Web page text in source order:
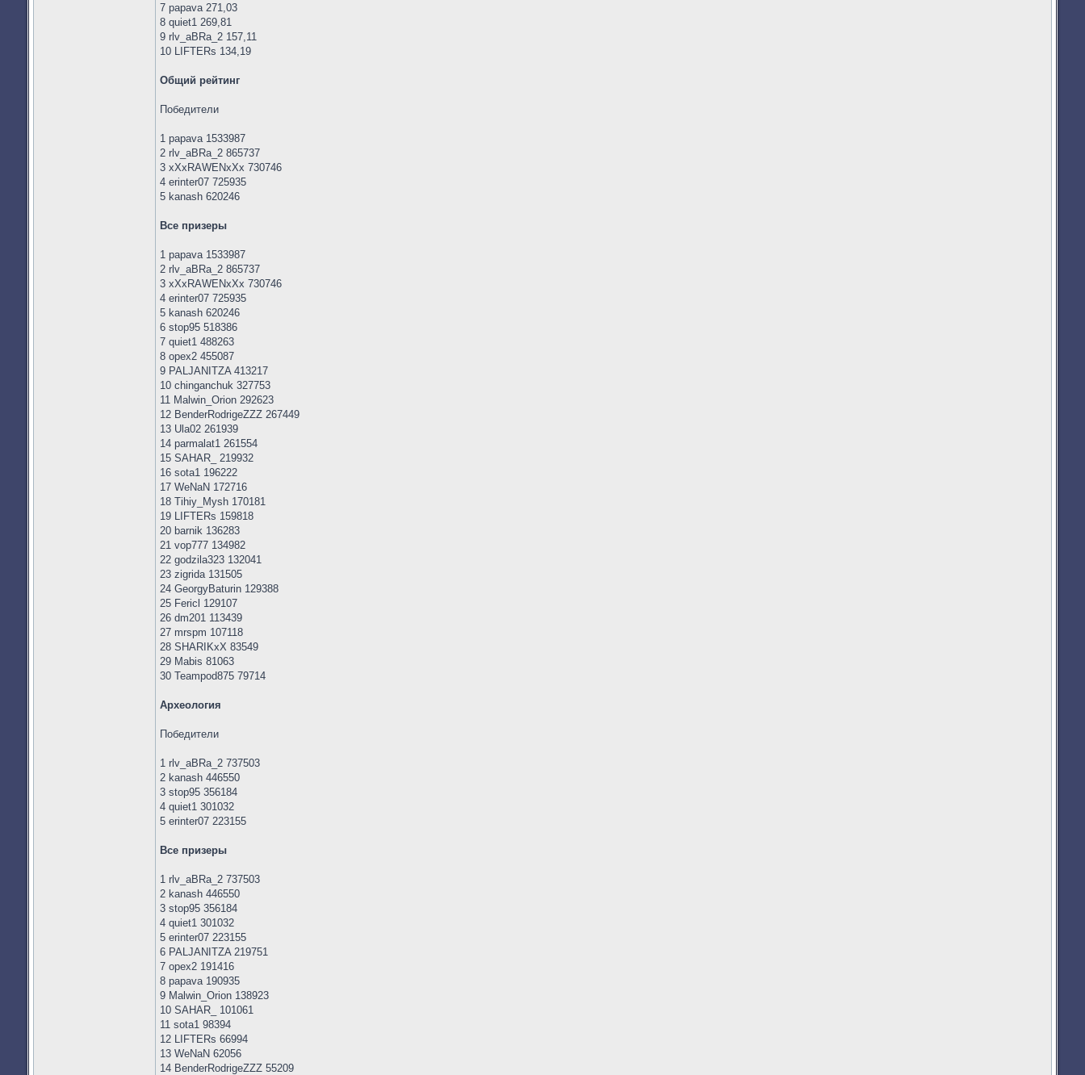
7 papava 271,03
8 quiet1 269,81
9 rlv_aBRa_2 157,11
10 LIFTERs 134,19
Общий рейтинг
Победители
1 papava 1533987
2 rlv_aBRa_2 865737
3 xXxRAWENxXx 730746
4 erinter07 725935
5 kanash 620246
Все призеры
1 papava 1533987
2 rlv_aBRa_2 865737
3 xXxRAWENxXx 730746
4 erinter07 725935
5 kanash 620246
6 stop95 518386
7 quiet1 488263
8 opex2 455087
9 PALJANITZA 413217
10 chinganchuk 327753
11 Malwin_Orion 292623
12 BenderRodrigeZZZ 267449
13 Ula02 261939
14 parmalat1 261554
15 SAHAR_ 219932
16 sota1 196222
17 WeNaN 172716
18 Tihiy_Mysh 170181
19 LIFTERs 159818
20 barnik 136283
21 vop777 134982
22 godzila323 132041
23 zigrida 131505
24 GeorgyBaturin 129388
25 Fericl 129107
26 dm201 113439
27 mrspm 107118
28 SHARIKxX 83549
29 Mabis 81063
30 Teampod875 79714
Археология
Победители
1 rlv_aBRa_2 737503
2 kanash 446550
3 stop95 356184
4 quiet1 301032
5 erinter07 223155
Все призеры
1 rlv_aBRa_2 737503
2 kanash 446550
3 stop95 356184
4 quiet1 301032
5 erinter07 223155
6 PALJANITZA 219751
7 opex2 191416
8 papava 190935
9 Malwin_Orion 138923
10 SAHAR_ 101061
11 sota1 98394
12 LIFTERs 66994
13 WeNaN 62056
14 BenderRodrigeZZZ 55209